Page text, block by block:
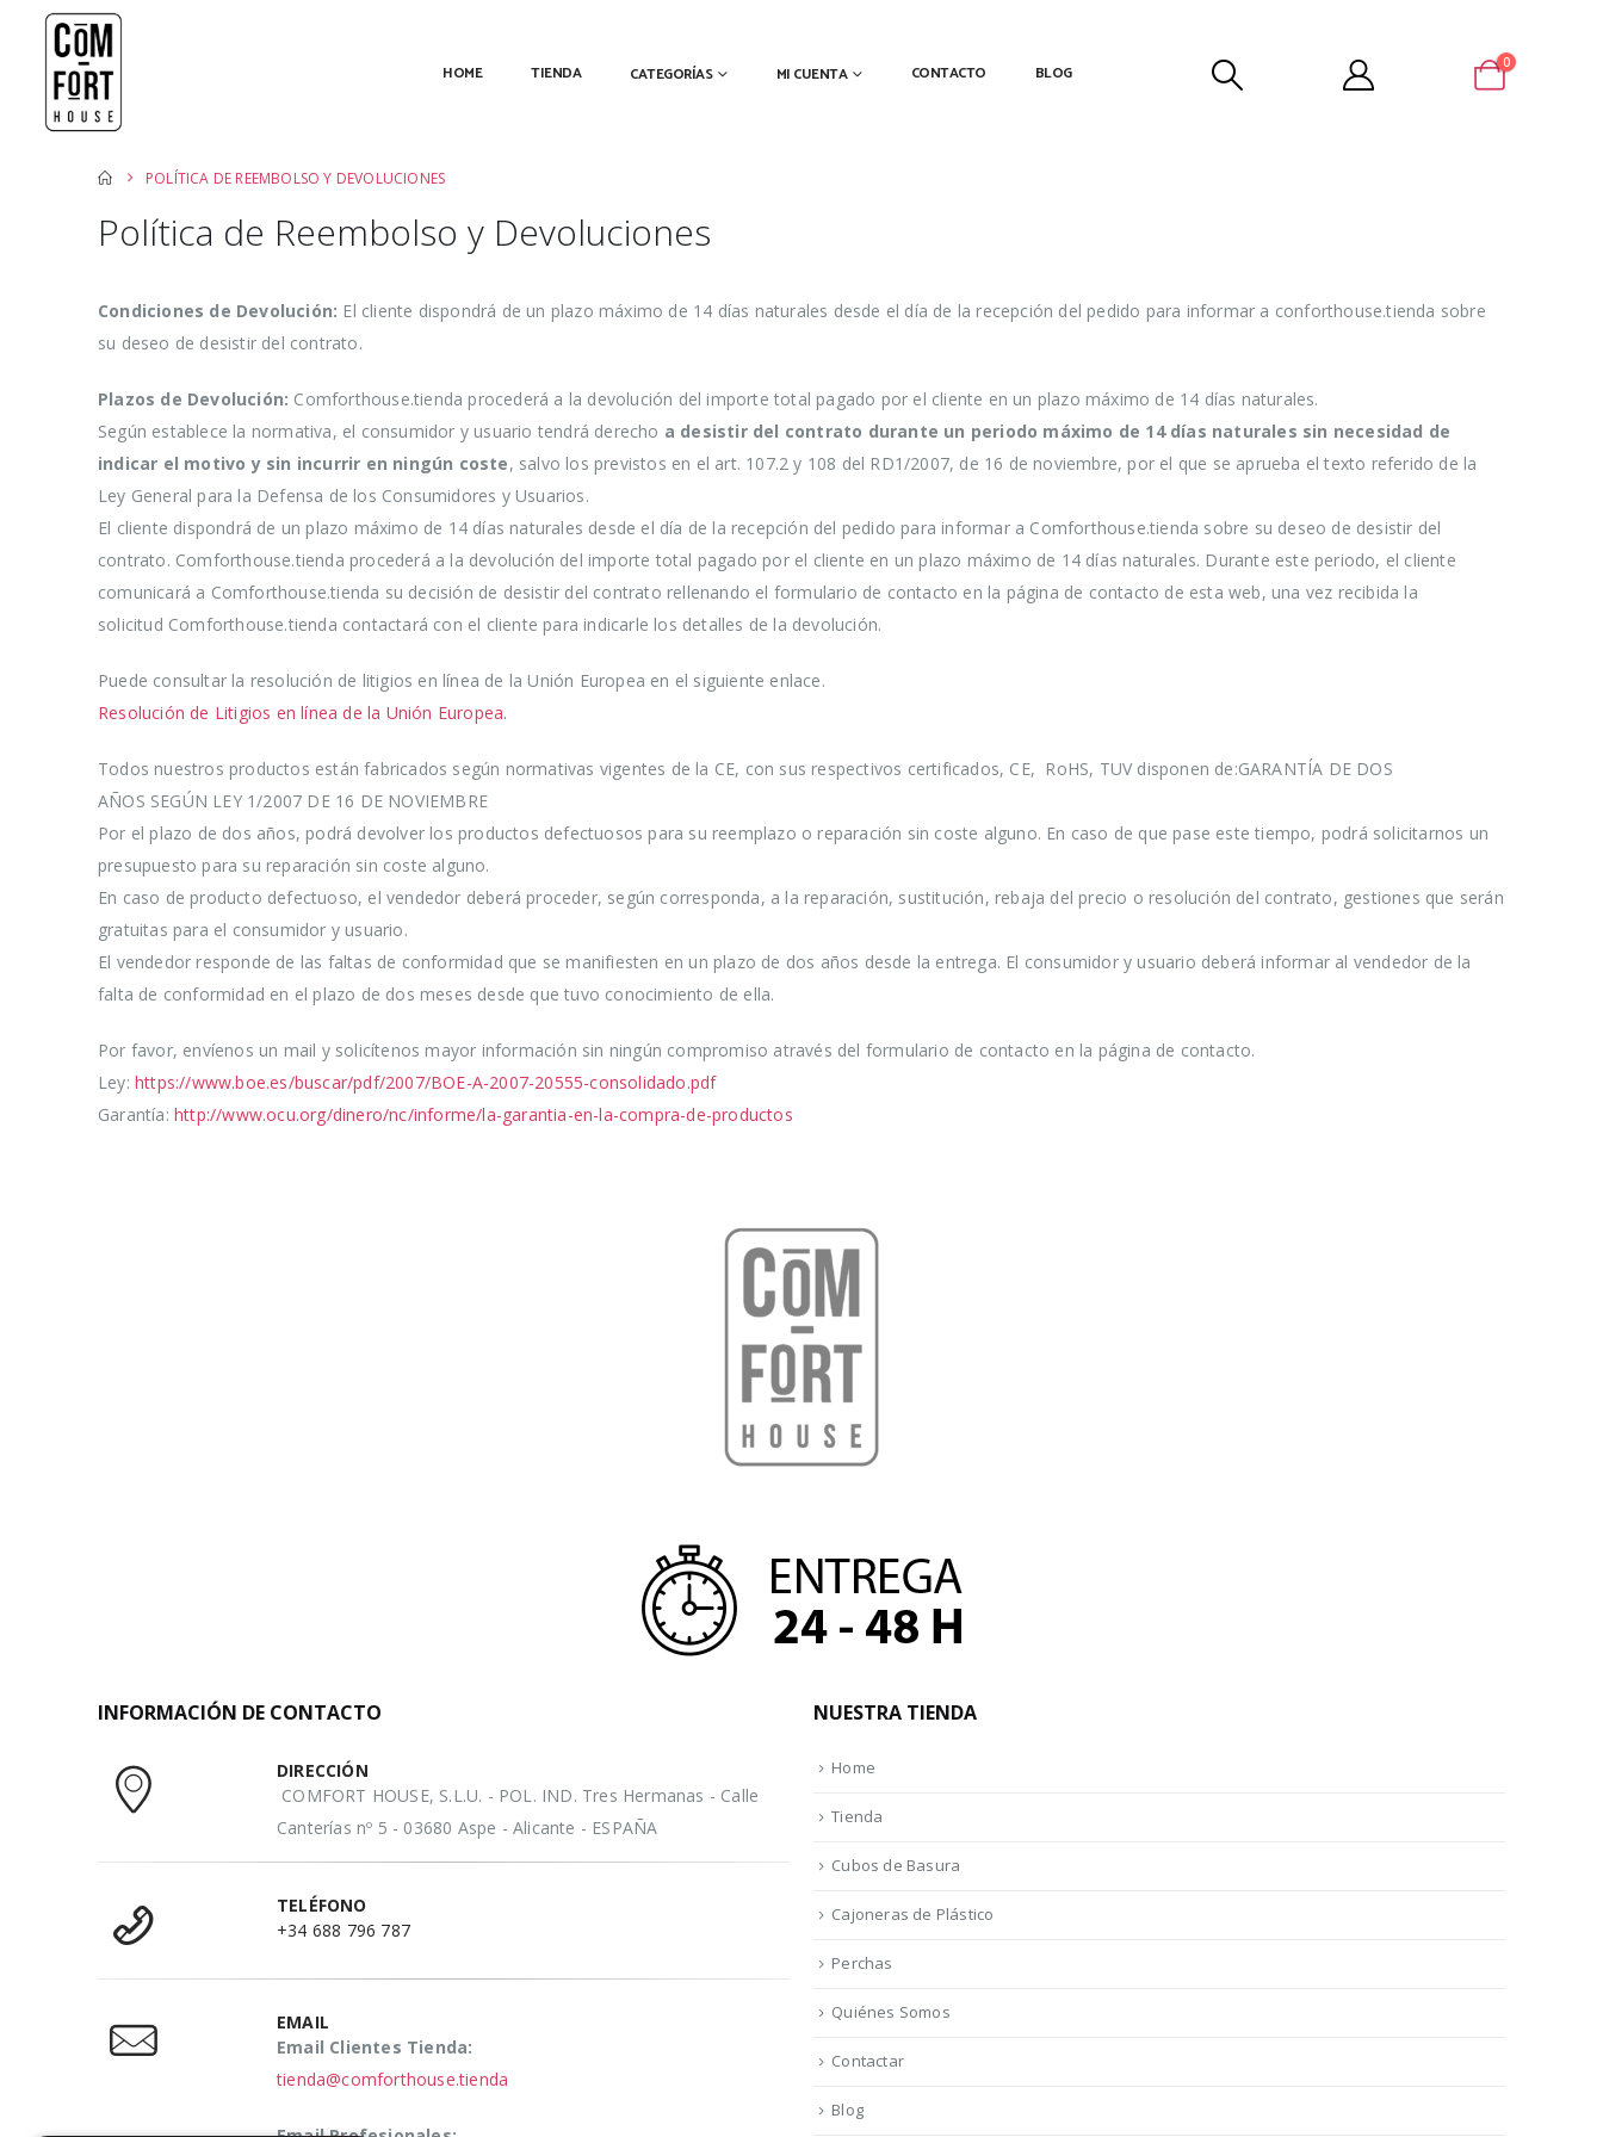
HOME TIENDA CATEGORÍAS MI CUENTA CONTACTO BLOG 0
POLÍTICA DE REEMBOLSO Y DEVOLUCIONES
Política de Reembolso y Devoluciones
Condiciones de Devolución: El cliente dispondrá de un plazo máximo de 14 días naturales desde el día de la recepción del pedido para informar a conforthouse.tienda sobre
su deseo de desistir del contrato.
Plazos de Devolución: Comforthouse.tienda procederá a la devolución del importe total pagado por el cliente en un plazo máximo de 14 días naturales.
Según establece la normativa, el consumidor y usuario tendrá derecho a desistir del contrato durante un periodo máximo de 14 días naturales sin necesidad de
indicar el motivo y sin incurrir en ningún coste, salvo los previstos en el art. 107.2 y 108 del RD1/2007, de 16 de noviembre, por el que se aprueba el texto referido de la
Ley General para la Defensa de los Consumidores y Usuarios.
El cliente dispondrá de un plazo máximo de 14 días naturales desde el día de la recepción del pedido para informar a Comforthouse.tienda sobre su deseo de desistir del
contrato. Comforthouse.tienda procederá a la devolución del importe total pagado por el cliente en un plazo máximo de 14 días naturales. Durante este periodo, el cliente
comunicará a Comforthouse.tienda su decisión de desistir del contrato rellenando el formulario de contacto en la página de contacto de esta web, una vez recibida la
solicitud Comforthouse.tienda contactará con el cliente para indicarle los detalles de la devolución.
Puede consultar la resolución de litigios en línea de la Unión Europea en el siguiente enlace.
Resolución de Litigios en línea de la Unión Europea.
Todos nuestros productos están fabricados según normativas vigentes de la CE, con sus respectivos certificados, CE, RoHS, TUV disponen de:GARANTÍA DE DOS
AÑOS SEGÚN LEY 1/2007 DE 16 DE NOVIEMBRE
Por el plazo de dos años, podrá devolver los productos defectuosos para su reemplazo o reparación sin coste alguno. En caso de que pase este tiempo, podrá solicitarnos un
presupuesto para su reparación sin coste alguno.
En caso de producto defectuoso, el vendedor deberá proceder, según corresponda, a la reparación, sustitución, rebaja del precio o resolución del contrato, gestiones que serán
gratuitas para el consumidor y usuario.
El vendedor responde de las faltas de conformidad que se manifiesten en un plazo de dos años desde la entrega. El consumidor y usuario deberá informar al vendedor de la
falta de conformidad en el plazo de dos meses desde que tuvo conocimiento de ella.
Por favor, envíenos un mail y solicítenos mayor información sin ningún compromiso através del formulario de contacto en la página de contacto.
Ley: https://www.boe.es/buscar/pdf/2007/BOE-A-2007-20555-consolidado.pdf
Garantía: http://www.ocu.org/dinero/nc/informe/la-garantia-en-la-compra-de-productos
INFORMACIÓN DE CONTACTO
DIRECCIÓN
COMFORT HOUSE, S.L.U. - POL. IND. Tres Hermanas - Calle
Canterías nº 5 - 03680 Aspe - Alicante - ESPAÑA
TELÉFONO
+34 688 796 787
EMAIL
Email Clientes Tienda:
tienda@comforthouse.tienda
NUESTRA TIENDA
Home
Tienda
Cubos de Basura
Cajoneras de Plástico
Perchas
Quiénes Somos
Contactar
Blog